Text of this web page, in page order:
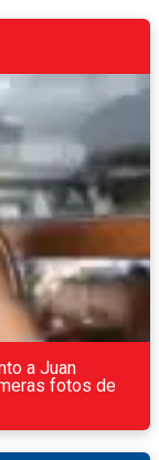
a Juan
fotos de